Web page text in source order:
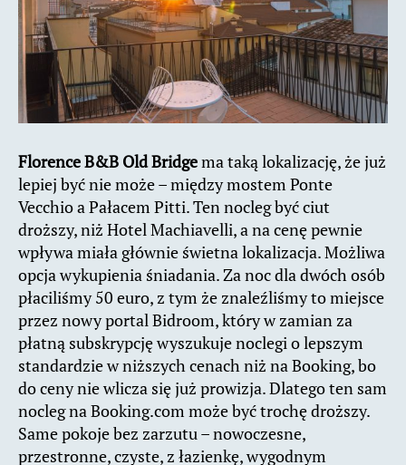
Florence B&B Old Bridgema taką lokalizację, że już
lepiej być nie może – między mostem Ponte
Vecchio a Pałacem Pitti. Ten nocleg być ciut
droższy, niż Hotel Machiavelli, a na cenę pewnie
wpływa miała głównie świetna lokalizacja. Możliwa
opcja wykupienia śniadania. Za noc dla dwóch osób
płaciliśmy 50 euro, z tym że znaleźliśmy to miejsce
przez nowy portal Bidroom, który w zamian za
płatną subskrypcję wyszukuje noclegi o lepszym
standardzie w niższych cenach niż na Booking, bo
do ceny nie wlicza się już prowizja. Dlatego ten sam
nocleg na Booking.com może być trochę droższy.
Same pokoje bez zarzutu – nowoczesne,
przestronne, czyste, z łazienkę, wygodnym